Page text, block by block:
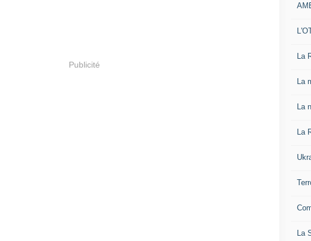
Publicité
La
La
La
La
La